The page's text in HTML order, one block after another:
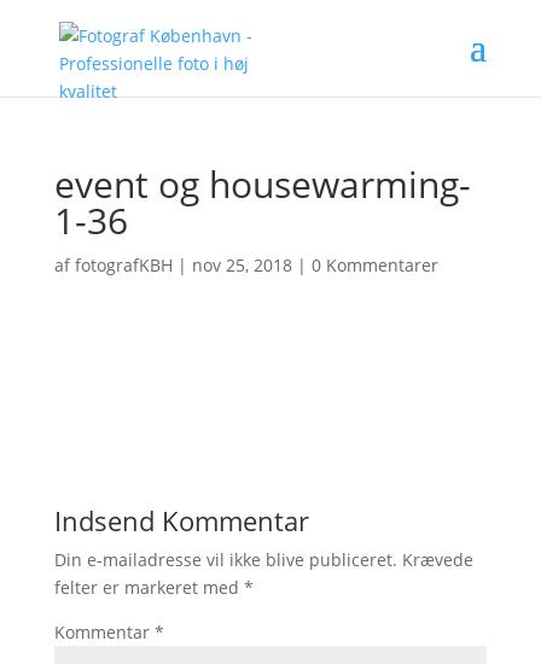
event og housewarming-
1-36
affotografKBH | nov 25, 2018| 0 Kommentarer
Indsend Kommentar
Din e-mailadresse vil ikke blive publiceret. Krævede
felter er markeret med *
Kommentar *